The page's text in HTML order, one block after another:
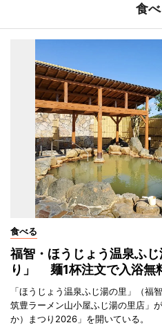
食
食べる
福智・ほうじょう温泉ふ
り」 麺1杯注文で入浴無
「ほうじょう温泉ふじ湯の里」（福
筑豊ラーメン山小屋ふじ湯の里店」
か）まつり2026」を開いている。